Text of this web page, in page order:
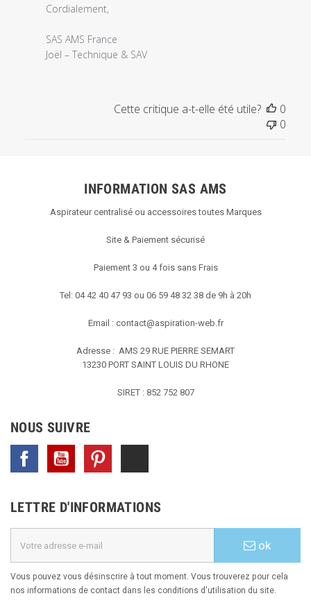
Cordialement,
SAS AMS France
Joël – Technique & SAV
Cette critique a-t-elle été utile?
0
0
INFORMATION SAS AMS
Aspirateur centralisé ou accessoires toutes Marques
Site & Paiement sécurisé
Paiement 3 ou 4 fois sans Frais
Tel: 04 42 40 47 93 ou 06 59 48 32 38 de 9h à 20h
Email : contact@aspiration-web.fr
Adresse : AMS 29 RUE PIERRE SEMART
13230 PORT SAINT LOUIS DU RHONE
SIRET : 852 752 807
NOUS SUIVRE
Facebook YouTube
LETTRE D'INFORMATIONS
ok
Vous pouvez vous désinscrire à tout moment. Vous trouverez pour cela
nos informations de contact dans les conditions d'utilisation du site.